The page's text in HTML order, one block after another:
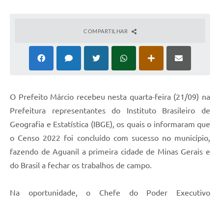
COMPARTILHAR
O Prefeito Márcio recebeu nesta quarta-feira (21/09) na
Prefeitura representantes do Instituto Brasileiro de
Geografia e Estatística (IBGE), os quais o informaram que
o Censo 2022 foi concluído com sucesso no município,
fazendo de Aguanil a primeira cidade de Minas Gerais e
do Brasil a fechar os trabalhos de campo.
Na oportunidade, o Chefe do Poder Executivo